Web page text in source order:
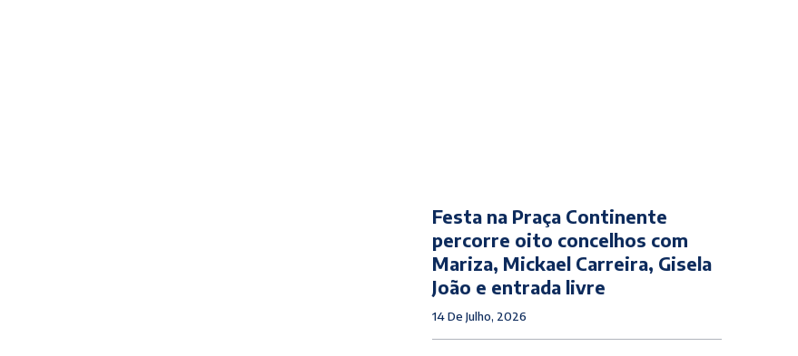
Festa na Praça Continente
percorre oito concelhos com
Mariza, Mickael Carreira, Gisela
João e entrada livre
14 De Julho, 2026